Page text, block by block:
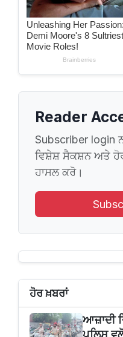
Reader
Subscriber login
ਵਿਸ਼ੇਸ਼ ਸੈਕਸ਼ਨ ਅਤੇ
ਹਾਸਲ ਕਰੋ।
ਹੋਰ ਖ਼ਬਰਾਂ
ਆਜ਼ਾਦੀ
ਪੁਲਿਸ